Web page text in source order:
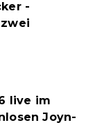
-
live im
Joyn-